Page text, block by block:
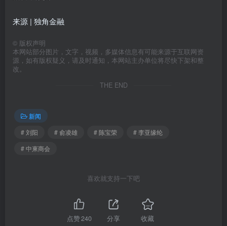
来源 | 独角金融
© 版权声明
本网站部分图片，文字，视频，多媒体信息有可能来源于互联网资
源，如有版权疑义，请及时通知，本网站主办单位将尽快下架和整
改。
THE END
新闻
# 刘阳
# 俞凌雄 # 陈宝荣
# 李亚缘纶
# 中柬商会
喜欢就支持一下吧
点赞240 分享 收藏